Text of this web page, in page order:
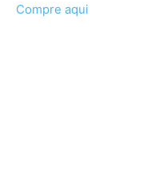
Compre aqui